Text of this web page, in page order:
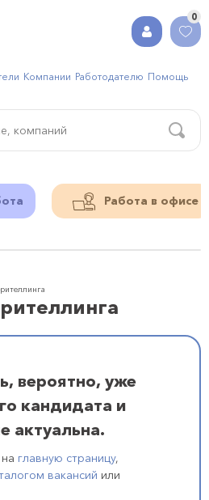
0
Компании Работодателю Помощь
Работа в офисе
вероятно, уже
кандидата и
актуальна.
главную страницу,
вакансий или